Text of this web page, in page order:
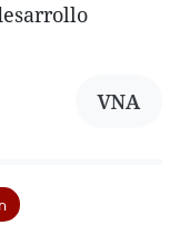
VNA